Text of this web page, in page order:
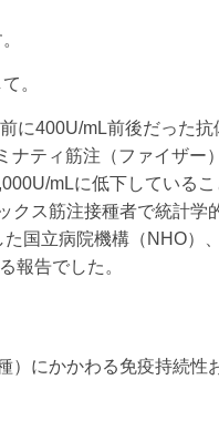
。
に400U/mL前後だった
ナティ筋注（ファイザー
mLに低下している
クス筋注接種者で統計学
国立病院機構（NHO）
報告でした。
）にかかわる免疫持続性